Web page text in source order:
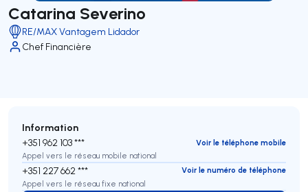
Catarina Severino
RE/MAX Vantagem Lidador
Chef Financière
Information
+351 962 103 ***
Voir le téléphone mobile
Appel vers le réseau mobile national
+351 227 662 ***
Voir le numéro de téléphone
Appel vers le réseau fixe national